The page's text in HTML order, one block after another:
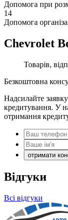
Допомога при
14
Допомога
Chevrolet
Товарів,
Безкоштовна
Надсилайте
кредитування. У
отримання
Відгуки
Всі відгуки